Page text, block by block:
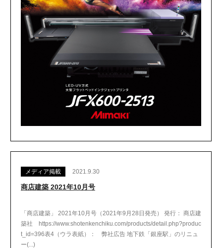
メディア掲載 2021.9.30
商店建築 2021年10月号
「商店建築」 2021年10月号（2021年9月28日発売） 発行： 商店建
築社 https://www.shotenkenchiku.com/products/detail.php?produc
t_id=396表4（ウラ表紙）： 弊社広告 地下鉄「銀座駅」のリニュ
ー(...)